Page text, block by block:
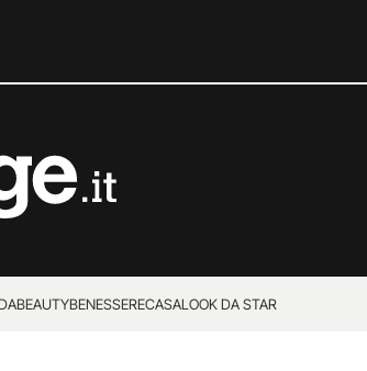
BEAUTYBENESSERECASALOOK DA STAR